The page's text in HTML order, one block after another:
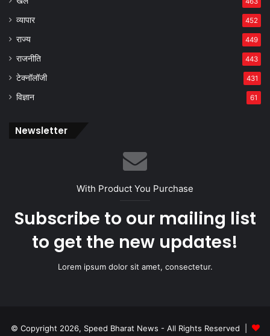
व्यापार 452
राज्य 449
राजनीति 443
टेक्नॉलॉजी 431
विज्ञान 61
Newsletter
With Product You Purchase
Subscribe to our mailing list
to get the new updates!
Lorem ipsum dolor sit amet, consectetur.
© Copyright 2026, Speed Bharat News - All Rights Reserved |